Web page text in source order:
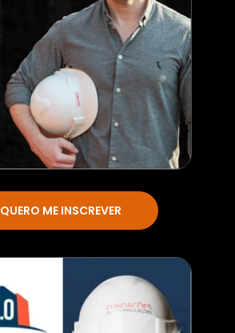
QUERO ME INSCREVER